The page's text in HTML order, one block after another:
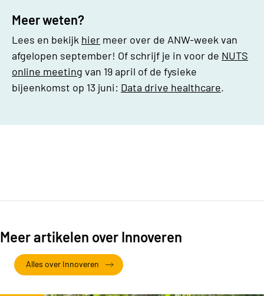
Meer weten?
Lees en bekijk hier meer over de ANW-week van
afgelopen september! Of schrijf je in voor de NUTS
online meeting van 19 april of de fysieke
bijeenkomst op 13 juni: Data drive healthcare.
Meer artikelen over Innoveren
Alles over Innoveren